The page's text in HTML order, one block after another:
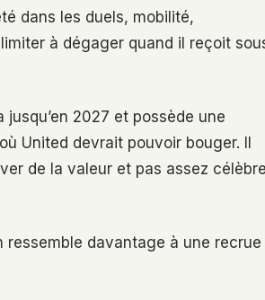
dans les duels, mobilité,
à dégager quand il reçoit
2027 et possède une
United devrait pouvoir bouger. Il
de la valeur et pas assez
ressemble davantage à une recrue